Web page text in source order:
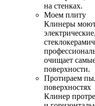
на стенках.
Моем плиту
Клинеры моют
очищает
поверхности.
Протираем
поверхностях
Клинер